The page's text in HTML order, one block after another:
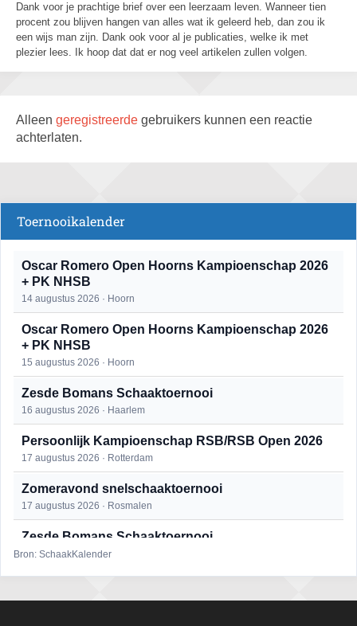
Dank voor je prachtige brief over een leerzaam leven. Wanneer tien
procent zou blijven hangen van alles wat ik geleerd heb, dan zou ik
een wijs man zijn. Dank ook voor al je publicaties, welke ik met
plezier lees. Ik hoop dat dat er nog veel artikelen zullen volgen.
Alleen geregistreerde gebruikers kunnen een reactie
achterlaten.
Toernooikalender
Oscar Romero Open Hoorns Kampioenschap 2026
+ PK NHSB
14 augustus 2026 · Hoorn
Oscar Romero Open Hoorns Kampioenschap 2026
+ PK NHSB
15 augustus 2026 · Hoorn
Zesde Bomans Schaaktoernooi
16 augustus 2026 · Haarlem
Persoonlijk Kampioenschap RSB/RSB Open 2026
17 augustus 2026 · Rotterdam
Zomeravond snelschaaktoernooi
17 augustus 2026 · Rosmalen
Zesde Bomans Schaaktoernooi
17 augustus 2026 · Haarlem
18 augustus 2026 · Rosmalen
Bron: SchaakKalender